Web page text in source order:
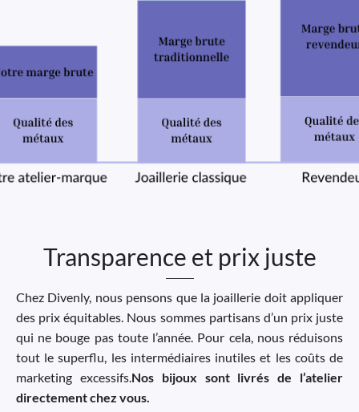
Transparence et prix juste
Chez Divenly, nous pensons que la joaillerie doit appliquer
des prix équitables. Nous sommes partisans d’un prix juste
qui ne bouge pas toute l’année. Pour cela, nous réduisons
tout le superflu, les intermédiaires inutiles et les coûts de
marketing excessifs. Nos bijoux sont livrés de l’atelier
directement chez vous.